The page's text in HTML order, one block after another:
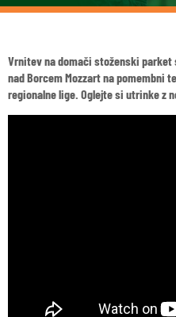
Vrnitev na domači stoženski
nad Borcem Mozzart na pomembni
regionalne lige. Oglejte si utrinke z